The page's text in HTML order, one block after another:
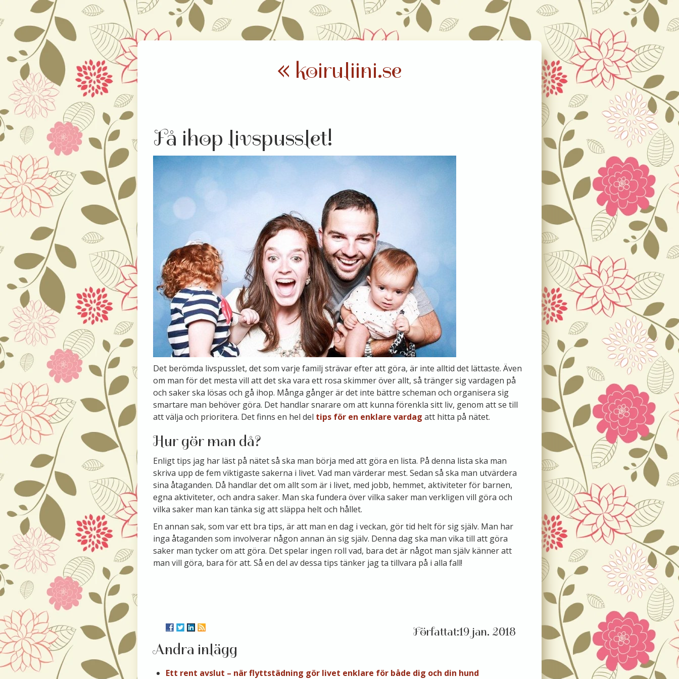
« koiruliini.se
Få ihop livspusslet!
Det berömda livspusslet, det som varje familj strävar efter att göra, är inte alltid det lättaste. Även
om man för det mesta vill att det ska vara ett rosa skimmer över allt, så tränger sig vardagen på
och saker ska lösas och gå ihop. Många gånger är det inte bättre scheman och organisera sig
smartare man behöver göra. Det handlar snarare om att kunna förenkla sitt liv, genom att se till
att välja och prioritera. Det finns en hel del tips för en enklare vardag att hitta på nätet.
Hur gör man då?
Enligt tips jag har läst på nätet så ska man börja med att göra en lista. På denna lista ska man
skriva upp de fem viktigaste sakerna i livet. Vad man värderar mest. Sedan så ska man utvärdera
sina åtaganden. Då handlar det om allt som är i livet, med jobb, hemmet, aktiviteter för barnen,
egna aktiviteter, och andra saker. Man ska fundera över vilka saker man verkligen vill göra och
vilka saker man kan tänka sig att släppa helt och hållet.
En annan sak, som var ett bra tips, är att man en dag i veckan, gör tid helt för sig själv. Man har
inga åtaganden som involverar någon annan än sig själv. Denna dag ska man vika till att göra
saker man tycker om att göra. Det spelar ingen roll vad, bara det är något man själv känner att
man vill göra, bara för att. Så en del av dessa tips tänker jag ta tillvara på i alla fall!
19 jan. 2018
Andra inlägg
Ett rent avslut – när flyttstädning gör livet enklare för både dig och din hund